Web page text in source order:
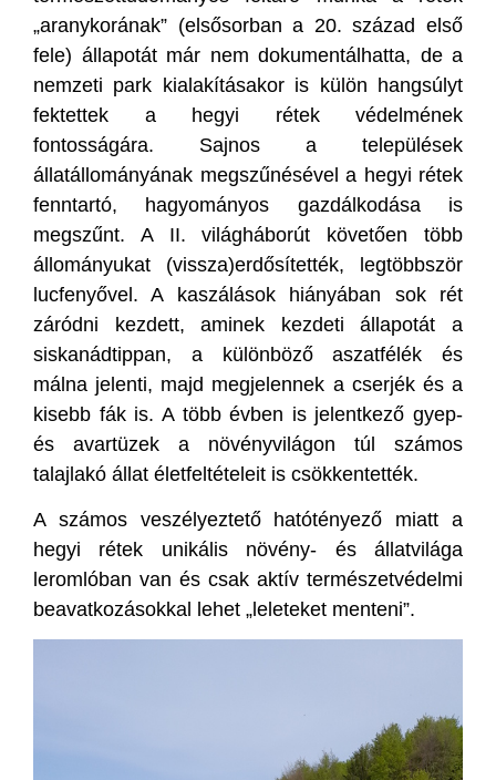
„aranykorának” (elsősorban a 20. század első
fele) állapotát már nem dokumentálhatta, de a
nemzeti park kialakításakor is külön hangsúlyt
fektettek a hegyi rétek védelmének
fontosságára. Sajnos a települések
állatállományának megszűnésével a hegyi rétek
fenntartó, hagyományos gazdálkodása is
megszűnt. A II. világháborút követően több
állományukat (vissza)erdősítették, legtöbbször
lucfenyővel. A kaszálások hiányában sok rét
záródni kezdett, aminek kezdeti állapotát a
siskanádtippan, a különböző aszatfélék és
málna jelenti, majd megjelennek a cserjék és a
kisebb fák is. A több évben is jelentkező gyep-
és avartüzek a növényvilágon túl számos
talajlakó állat életfeltételeit is csökkentették.
A számos veszélyeztető hatótényező miatt a
hegyi rétek unikális növény- és állatvilága
leromlóban van és csak aktív természetvédelmi
beavatkozásokkal lehet „leleteket menteni”.